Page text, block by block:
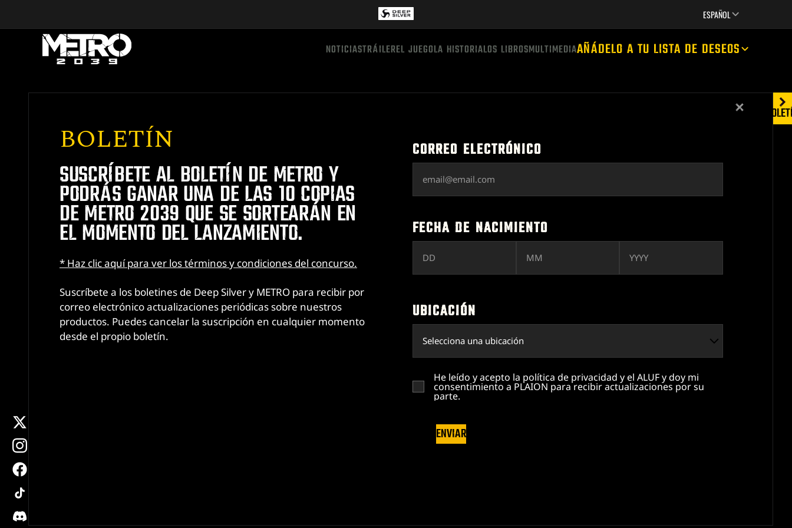
ESPAÑOL
NOTICIASTRÁILER EL JUEGO LA HISTORIALOS LIBROSMULTIMEDIAAÑÁDELO A TU LISTA DE DESEOS
x
instagram
facebook
tiktok
discord
Close
BOLETÍN
SUSCRÍBETE AL BOLETÍN DE METRO Y
PODRÁS GANAR UNA DE LAS 10 COPIAS
DE METRO 2039 QUE SE SORTEARÁN EN
EL MOMENTO DEL LANZAMIENTO.
* Haz clic aquí para ver los términos y condiciones del concurso.
Suscríbete a los boletines de Deep Silver y METRO para recibir por
correo electrónico actualizaciones periódicas sobre nuestros
productos. Puedes cancelar la suscripción en cualquier momento
desde el propio boletín.
CORREO ELECTRÓNICO
FECHA DE NACIMIENTO
UBICACIÓN
He leído y acepto la política de privacidad y el ALUF y doy mi
consentimiento a PLAION para recibir actualizaciones por su
parte.
ENVIAR
TRÁILER DE JUEGO DE HUNTER: HAY
UN MENTIROSO EN ESTOS TÚNELES
7/6/2026
METRO 2039 – ANUNCIO